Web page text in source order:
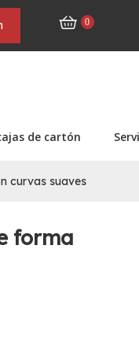
0
de cartón
curvas suaves
forma